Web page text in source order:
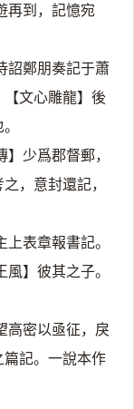
再到，記憶宛
詔鄭朋奏記于蕭
文心雕龍】後
少爲郡督郵，
，意封還記，
表章報書記。
】彼其之子。
高密以亟征，戾
記。一說本作